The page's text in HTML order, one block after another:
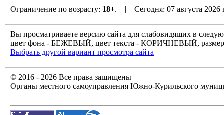
Ограничение по возрасту: 18+. | Сегодня: 07 августа
Вы просматриваете версию сайта для слабовидящих в
цвет фона - БЕЖЕВЫЙ, цвет текста - КОРИЧНЕВЫЙ,
Выбрать другой вариант просмотра сайта
© 2016 - 2026 Все права защищены
Органы местного самоуправления Южно-Курильского